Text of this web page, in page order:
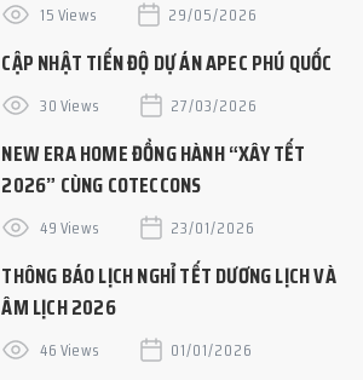
15 Views 29/05/2026
CẬP NHẬT TIẾN ĐỘ DỰ ÁN APEC PHÚ QUỐC
30 Views 27/03/2026
NEW ERA HOME ĐỒNG HÀNH “XÂY TẾT
2026” CÙNG COTECCONS
49 Views 23/01/2026
THÔNG BÁO LỊCH NGHỈ TẾT DƯƠNG LỊCH VÀ
ÂM LỊCH 2026
46 Views 01/01/2026